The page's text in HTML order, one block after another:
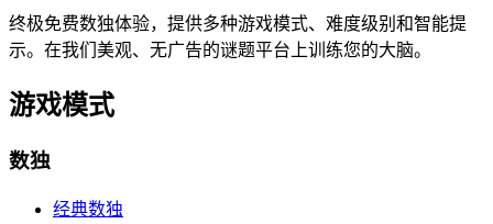
终极免费数独体验，提供多种游戏模式、难度级别和智能提
示。在我们美观、无广告的谜题平台上训练您的大脑。
游戏模式
数独
经典数独